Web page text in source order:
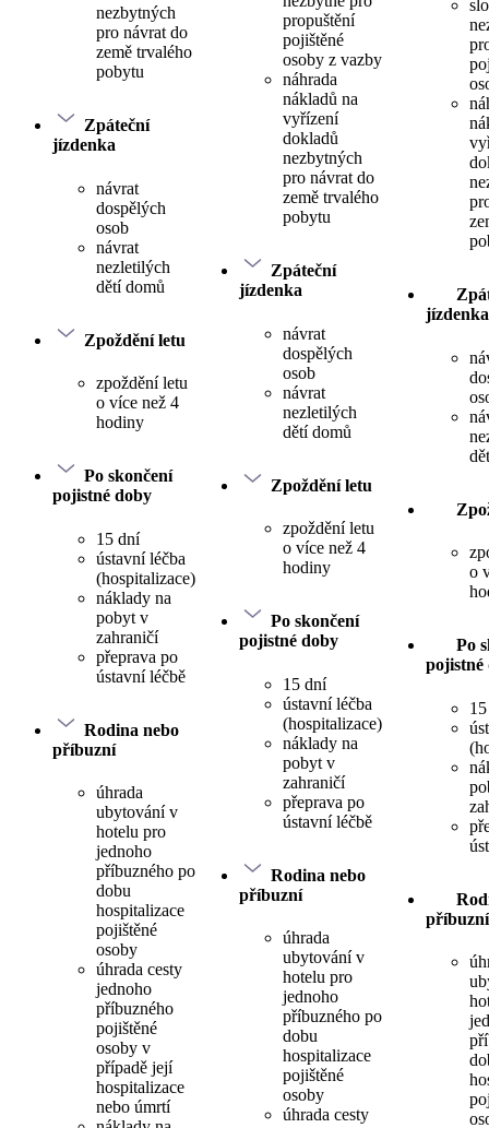
nezbytných
pro návrat do
země trvalého
pobytu
Zpáteční
jízdenka
návrat
dospělých
osob
návrat
nezletilých
dětí domů
Zpoždění letu
zpoždění letu
o více než 4
hodiny
Po skončení
pojistné doby
15 dní
ústavní léčba
(hospitalizace)
náklady na
pobyt v
zahraničí
přeprava po
ústavní léčbě
Rodina nebo
příbuzní
úhrada
ubytování v
hotelu pro
jednoho
příbuzného po
dobu
hospitalizace
pojištěné
osoby
úhrada cesty
jednoho
příbuzného
pojištěné
osoby v
případě její
hospitalizace
nebo úmrtí
propuštění
pojištěné
osoby z vazby
náhrada
nákladů na
vyřízení
dokladů
nezbytných
pro návrat do
země trvalého
pobytu
Zpáteční
jízdenka
návrat
dospělých
osob
návrat
nezletilých
dětí domů
Zpoždění letu
zpoždění letu
o více než 4
hodiny
Po skončení
pojistné doby
15 dní
ústavní léčba
(hospitalizace)
náklady na
pobyt v
zahraničí
přeprava po
ústavní léčbě
Rodina nebo
příbuzní
úhrada
ubytování v
hotelu pro
jednoho
příbuzného po
dobu
hospitalizace
pojištěné
osoby
úhrada cesty
jízdenka
o
Po
pojistné
příbuzní